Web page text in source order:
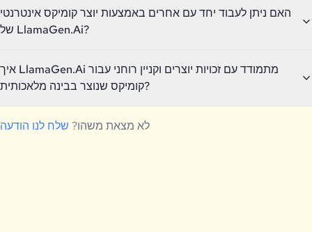
האם ניתן לעבוד יחד עם אחרים באמצעות יוצר קומיקס אינטרנטי
של LlamaGen.Ai?
איך LlamaGen.Ai מתמודד עם זכויות יוצרים וקניין רוחני עבור
קומיקס שנוצר בבינה מלאכותית?
לא מצאת משהו? שלח לנו הודעה